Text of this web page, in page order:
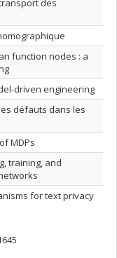
des
function nodes : a
driven engineering
défauts dans les
MDPs
training, and
for text privacy